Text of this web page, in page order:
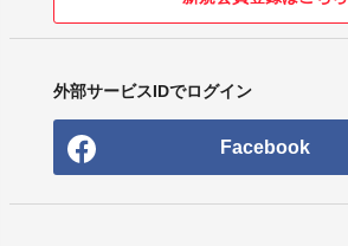
外部サービスIDでログイン
Facebook